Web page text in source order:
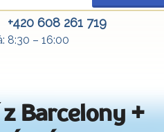
+420 608 261 719
8:30 – 16:00
Barcelony +